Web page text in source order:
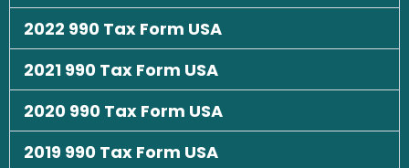
2022 990 Tax Form USA
2021 990 Tax Form USA
2020 990 Tax Form USA
2019 990 Tax Form USA